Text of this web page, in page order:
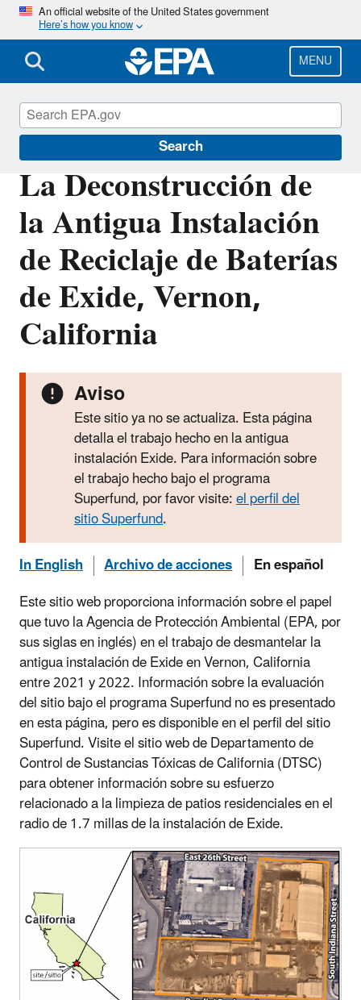
Skip
main
content
An official website of the United States government
Here’s how you know
MENU
Search
La Deconstrucción de
la Antigua Instalación
de Reciclaje de Baterías
de Exide, Vernon,
California
Aviso
Este sitio ya no se actualiza. Esta página
detalla el trabajo hecho en la antigua
instalación Exide. Para información sobre
el trabajo hecho bajo el programa
Superfund, por favor visite:el perfil del
sitio Superfund.
In English
Archivo de acciones
En español
Este sitio web proporciona información sobre el papel
que tuvo la Agencia de Protección Ambiental (EPA, por
sus siglas en inglés) en el trabajo de desmantelar la
antigua instalación de Exide en Vernon, California
entre 2021 y 2022. Información sobre la evaluación
del sitio bajo el programa Superfund no es presentado
en esta página, pero es disponible en el perfil del sitio
Superfund. Visite el sitio web de Departamento de
Control de Sustancias Tóxicas de California (DTSC)
para obtener información sobre su esfuerzo
relacionado a la limpieza de patios residenciales en el
radio de 1.7 millas de la instalación de Exide.
EPA in California